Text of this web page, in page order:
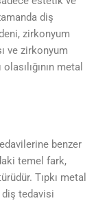
diş
zirkonyum
ve zirkonyum
metal
benzer
temel fark,
Tıpkı metal
tedavisi